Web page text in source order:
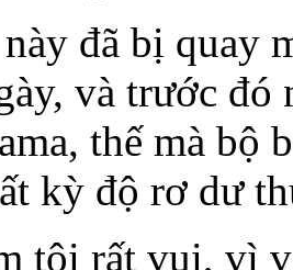
đã bị quay
và trước
thế mà bộ
kỳ độ rơ dư
tôi rất vui, vì